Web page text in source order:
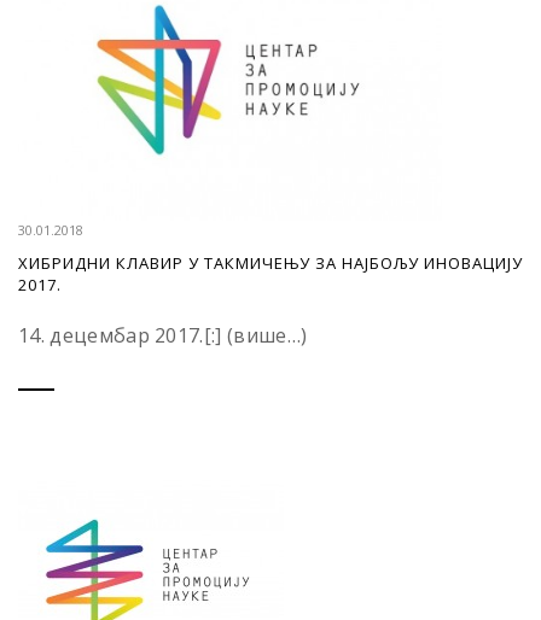
30.01.2018
ХИБРИДНИ КЛАВИР У ТАКМИЧЕЊУ ЗА НАЈБОЉУ ИНОВАЦИЈУ
2017.
14. децембар 2017.[:] (више…)